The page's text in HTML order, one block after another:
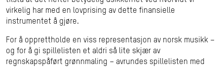
virkelig har med en lovprising av dette finansielle
instrumentet å gjøre.
For å opprettholde en viss representasjon av norsk musikk –
og for å gi spillelisten et aldri så lite skjær av
regnskapspåført grønnmaling – avrundes spillelisten med